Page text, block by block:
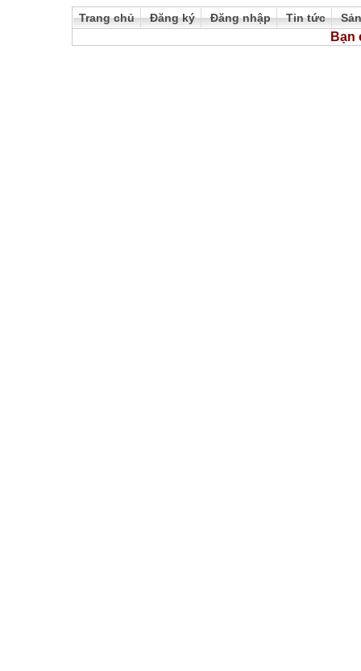
Trang chủ Đăng ký Đăng nhập Tin tức
Bạn